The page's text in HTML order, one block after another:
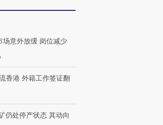
场意外放缓 岗位减少
香港 外籍工作签证翻
仍处停产状态 其动向